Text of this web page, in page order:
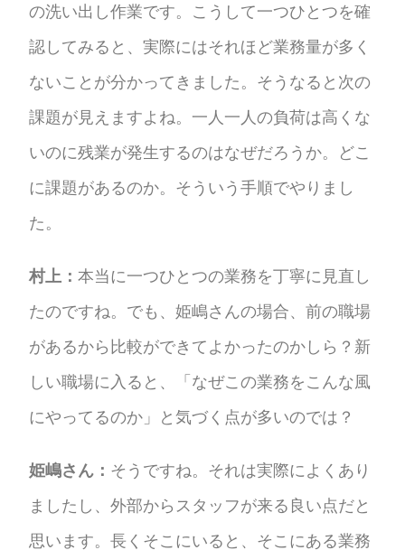
の洗い出し作業です。こうして一つひとつを確
認してみると、実際にはそれほど業務量が多く
ないことが分かってきました。そうなると次の
課題が見えますよね。一人一人の負荷は高くな
いのに残業が発生するのはなぜだろうか。どこ
に課題があるのか。そういう手順でやりまし
た。
村上：本当に一つひとつの業務を丁寧に見直し
たのですね。でも、姫嶋さんの場合、前の職場
があるから比較ができてよかったのかしら？新
しい職場に入ると、「なぜこの業務をこんな風
にやってるのか」と気づく点が多いのでは？
姫嶋さん： そうですね。それは実際によくあり
ましたし、外部からスタッフが来る良い点だと
思います。長くそこにいると、そこにある業務